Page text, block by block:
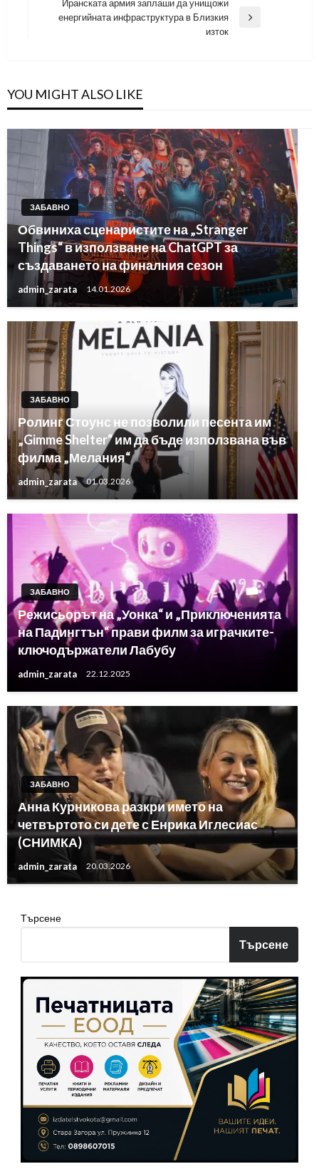
Next
Иранската армия заплаши да унищожи
енергийната инфраструктура в Близкия
изток
YOU MIGHT ALSO LIKE
ЗАБАВНО
Обвиниха сценаристите на „Stranger
Things“ в използване на ChatGPT за
създаването на финалния сезон
admin_zarata 14.01.2026
ЗАБАВНО
Ролинг Стоунс не позволили песента им
„Gimme Shelter“ им да бъде използвана във
филма „Мелания“
admin_zarata 01.03.2026
ЗАБАВНО
Режисьорът на „Уонка“ и „Приключенията
на Падингтън“ прави филм за играчките-
ключодържатели Лабубу
admin_zarata 22.12.2025
ЗАБАВНО
Анна Курникова разкри името на
четвъртото си дете с Енрика Иглесиас
(СНИМКА)
admin_zarata 20.03.2026
Търсене
Търсене